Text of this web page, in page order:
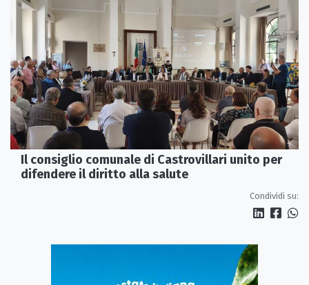
Il consiglio comunale di Castrovillari unito per
difendere il diritto alla salute
Condividi su: